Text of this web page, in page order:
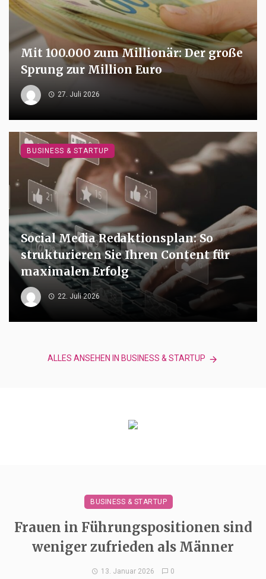
Mit 100.000 zum Millionär: Der große
Sprung zur Million Euro
27. Juli 2026
Social Media Redaktionsplan: So
strukturieren Sie Ihren Content für
maximalen Erfolg
22. Juli 2026
BUSINESS & STARTUP
ALLES ANSEHEN IN BUSINESS & STARTUP
BUSINESS & STARTUP
Frauen in Führungspositionen sind
weniger zufrieden als Männer
13. Januar 2026 0